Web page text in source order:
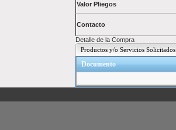
Valor Pliegos
Contacto
Detalle de la Compra
Productos y/o Servicios Solicitados
Documento